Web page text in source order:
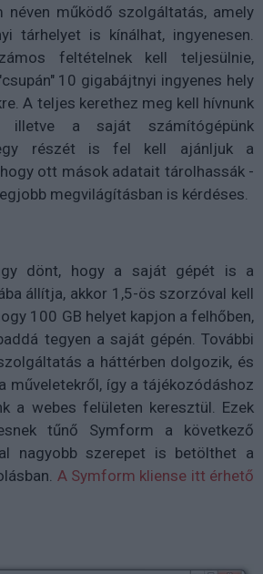
néven működő szolgáltatás, amely
tárhelyet is kínálhat, ingyenesen.
feltételnek kell teljesülnie,
10 gigabájtnyi ingyenes hely
A teljes kerethez meg kell hívnunk
illetve a saját számítógépünk
egy részét is fel kell ajánljuk a
ott mások adatait tárolhassák -
megvilágításban is kérdéses.
dönt, hogy a saját gépét is a
állítja, akkor 1,5-ös szorzóval kell
100 GB helyet kapjon a felhőben,
tegyen a saját gépén. További
a háttérben dolgozik, és
műveletekről, így a tájékozódáshoz
a webes felületen keresztül. Ezek
tűnő Symform a következő
nagyobb szerepet is betölthet a
A Symform kliense itt érhető